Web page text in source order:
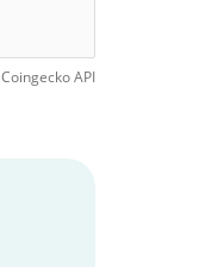
CoingeckoAPI